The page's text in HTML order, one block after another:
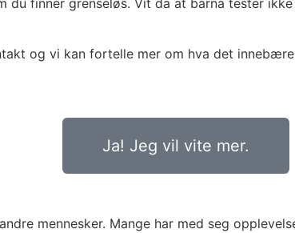
finner grenseløs. Vit da at barna tester
og vi kan fortelle mer om hva det
Ja! Jeg vil vite mer.
mennesker. Mange har med seg